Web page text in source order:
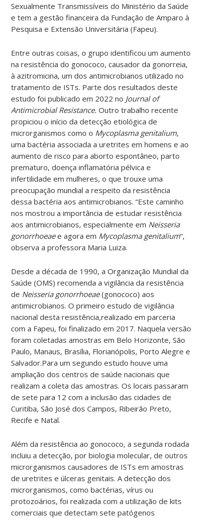
Sexualmente Transmissíveis do Ministério da Saúde
e tem a gestão financeira da Fundação de Amparo à
Pesquisa e Extensão Universitária (Fapeu).
Entre outras coisas, o grupo identificou um aumento
na resistência do gonococo, causador da gonorreia,
à azitromicina, um dos antimicrobianos utilizado no
tratamento de ISTs. Parte dos resultados deste
estudo foi publicado em 2022 no Journal of
Antimicrobial Resistance.Outro trabalho recente
propiciou o início da detecção etiológica de
microrganismos como o Mycoplasma genitalium,
uma bactéria associada a uretrites em homens e ao
aumento de risco para aborto espontâneo, parto
prematuro, doença inflamatória pélvica e
infertilidade em mulheres, o que trouxe uma
preocupação mundial a respeito da resistência
dessa bactéria aos antimicrobianos. “Este caminho
nos mostrou a importância de estudar resistência
aos antimicrobianos, especialmente em Neisseria
gonorrhoeaee agora em Mycoplasma genitalium”,
observa a professora Maria Luiza.
Desde a década de 1990, a Organização Mundial da
Saúde (OMS) recomenda a vigilância da resistência
de Neisseria gonorrhoeae(gonococo) aos
antimicrobianos. O primeiro estudo de vigilância
nacional desta resistência,realizado em parceria
com a Fapeu, foi finalizado em 2017. Naquela versão
foram coletadas amostras em Belo Horizonte, São
Paulo, Manaus, Brasília, Florianópolis, Porto Alegre e
Salvador.Para um segundo estudo houve uma
ampliação dos centros de saúde nacionais que
realizam a coleta das amostras. Os locais passaram
de sete para 12 com a inclusão das cidades de
Curitiba, São José dos Campos, Ribeirão Preto,
Recife e Natal.
Além da resistência ao gonococo, a segunda rodada
incluiu a detecção, por biologia molecular, de outros
microrganismos causadores de ISTs em amostras
de uretrites e úlceras genitais. A detecção dos
microrganismos, como bactérias, vírus ou
protozoários, foi realizada com a utilização de kits
comerciais que detectam sete patógenos